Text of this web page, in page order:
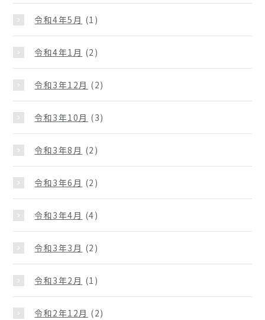
令和4年5月 (1)
令和4年1月 (2)
令和3年12月 (2)
令和3年10月 (3)
令和3年8月 (2)
令和3年6月 (2)
令和3年4月 (4)
令和3年3月 (2)
令和3年2月 (1)
令和2年12月 (2)